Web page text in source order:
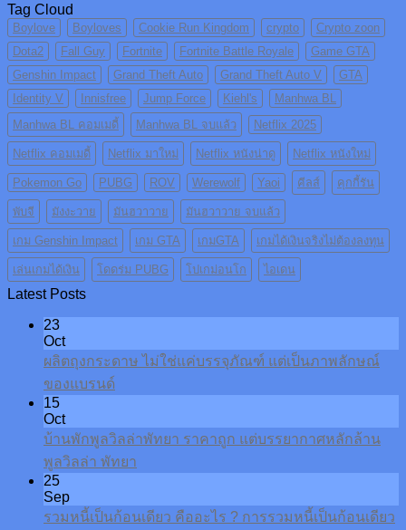
Tag Cloud
Boylove Boyloves Cookie Run Kingdom crypto
Crypto zoon
Dota2
Fall Guy Fortnite Fortnite Battle Royale
Game GTA
Genshin Impact
Grand Theft Auto Grand Theft Auto V
GTA
Identity V
Innisfree Jump Force Kiehl's
Manhwa BL
Manhwa BL คอมเมดี้
Manhwa BL จบแล้ว Netflix 2025
Netflix คอมเมดี้ Netflix มาใหม่ Netflix หนังน่าดู Netflix หนังใหม่
Pokemon Go PUBG ROV Werewolf Yaoi คีลส์ คุกกี้รัน
พับจี มังงะวาย มันฮวาวาย มันฮวาวาย จบแล้ว
เกม Genshin Impact เกม GTA เกมGTA เกมได้เงินจริงไม่ต้องลงทุน
เล่นเกมได้เงิน โดดร่ม PUBG โปเกม่อนโก ไอเดน
Latest Posts
23
Oct
ผลิตถุงกระดาษ ไม่ใช่แค่บรรจุภัณฑ์ แต่เป็นภาพลักษณ์
ของแบรนด์
15
Oct
บ้านพักพูลวิลล่าพัทยา ราคาถูก แต่บรรยากาศหลักล้าน
พูลวิลล่า พัทยา
25
Sep
รวมหนี้เป็นก้อนเดียว คืออะไร ? การรวมหนี้เป็นก้อนเดียว